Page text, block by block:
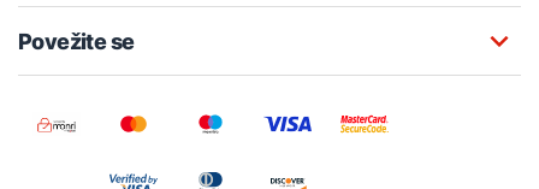
Povežite se